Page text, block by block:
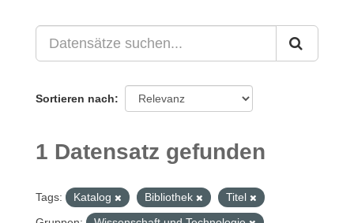
Sortieren nach
1 Datensatz gefunden
Tags: Katalog Bibliothek
Titel